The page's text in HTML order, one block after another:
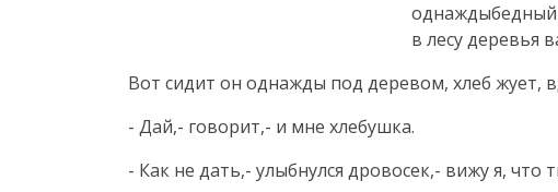
однаждыбедный
в лесу деревья
Вот сидит он однажды под деревом, хлеб жует,
- Дай,- говорит,- и мне хлебушка.
- Как не дать,- улыбнулся дровосек,- вижу я, что